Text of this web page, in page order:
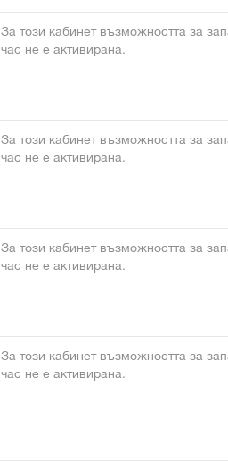
За този кабинет възможността за
час не е активирана.
За този кабинет възможността за
час не е активирана.
За този кабинет възможността за
час не е активирана.
За този кабинет възможността за
час не е активирана.